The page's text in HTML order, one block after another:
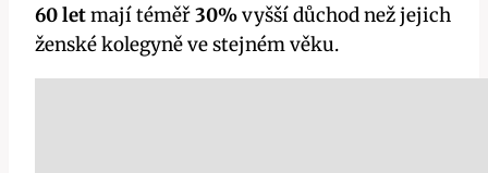
60 letmají téměř30%vyšší důchod než jejich
ženské kolegyně ve stejném věku.